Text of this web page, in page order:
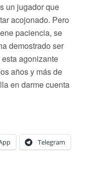
un jugador que
acojonado. Pero
paciencia, se
demostrado ser
agonizante
años y más de
en darme cuenta
Telegram